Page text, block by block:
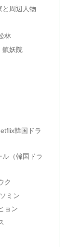
と周辺人物
林
鎮妖院
韓国ドラ
（韓国ドラ
ク
ミン
ョン